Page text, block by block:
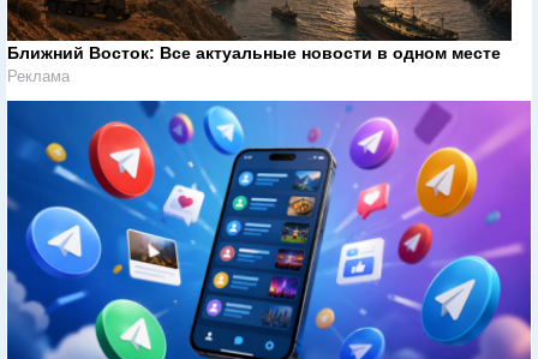
Ближний Восток: Все актуальные новости в одном месте
Реклама